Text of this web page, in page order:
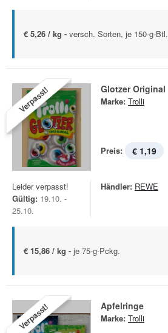
€ 5,26 / kg - versch. Sorten, je 150-g-Btl.
Verpasst! Glotzer Original
Marke: Trolli
Preis: € 1,19
Leider verpasst!
Gültig: 19.10. -
25.10.
Händler: REWE
€ 15,86 / kg - je 75-g-Pckg.
Verpasst! Apfelringe
Marke: Trolli